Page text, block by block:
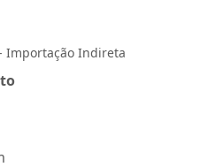
Importação Indireta